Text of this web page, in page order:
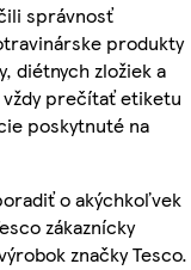
správnosť
produkty
diétnych zložiek a
vždy prečítať etiketu
poskytnuté na
o akýchkoľvek
zákaznícky
značky Tesco.